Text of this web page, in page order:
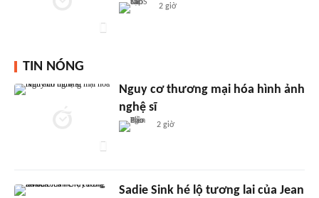
2 giờ
TIN NÓNG
Nguy cơ thương mại hóa hình ảnh
nghệ sĩ
2 giờ
Sadie Sink hé lộ tương lai của Jean